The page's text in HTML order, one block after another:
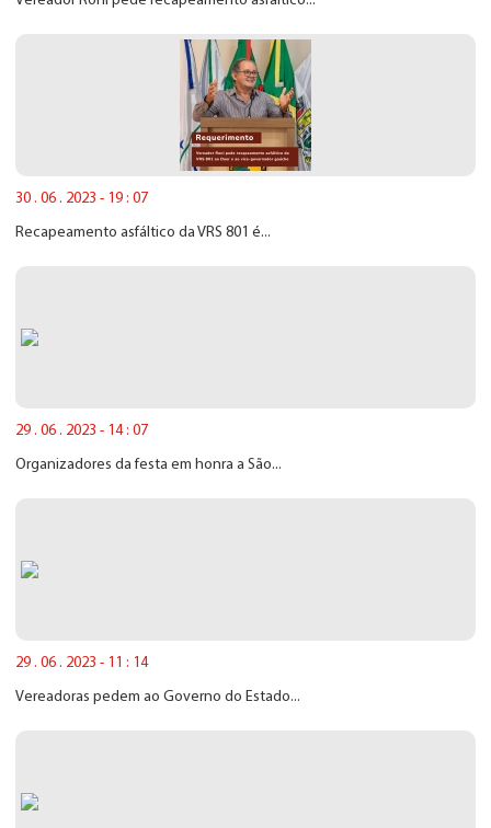
30 . 06 . 2023 - 19 : 07
Recapeamento asfáltico da VRS 801 é...
29 . 06 . 2023 - 14 : 07
Organizadores da festa em honra a São...
29 . 06 . 2023 - 11 : 14
Vereadoras pedem ao Governo do Estado...